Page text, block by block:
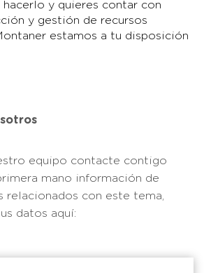
hacerlo y quieres contar con
y gestión de recursos
estamos a tu disposición
equipo contacte contigo
mano información de
relacionados con este tema,
datos aquí: